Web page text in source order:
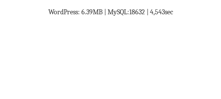
WordPress: 6.39MB | MySQL:18632 | 4,543sec